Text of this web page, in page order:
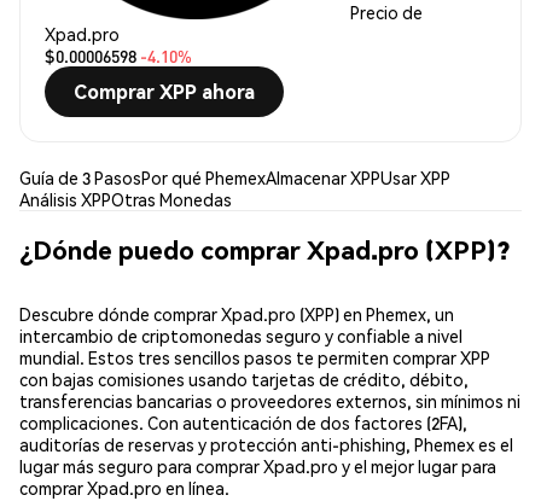
Precio de
Xpad.pro
$0.00006598 -4.10%
Comprar XPP ahora
Guía de 3 PasosPor qué PhemexAlmacenar XPPUsar XPP
Análisis XPPOtras Monedas
¿Dónde puedo comprar Xpad.pro (XPP)?
Descubre dónde comprar Xpad.pro (XPP) en Phemex, un
intercambio de criptomonedas seguro y confiable a nivel
mundial. Estos tres sencillos pasos te permiten comprar XPP
con bajas comisiones usando tarjetas de crédito, débito,
transferencias bancarias o proveedores externos, sin mínimos ni
complicaciones. Con autenticación de dos factores (2FA),
auditorías de reservas y protección anti-phishing, Phemex es el
lugar más seguro para comprar Xpad.pro y el mejor lugar para
comprar Xpad.pro en línea.